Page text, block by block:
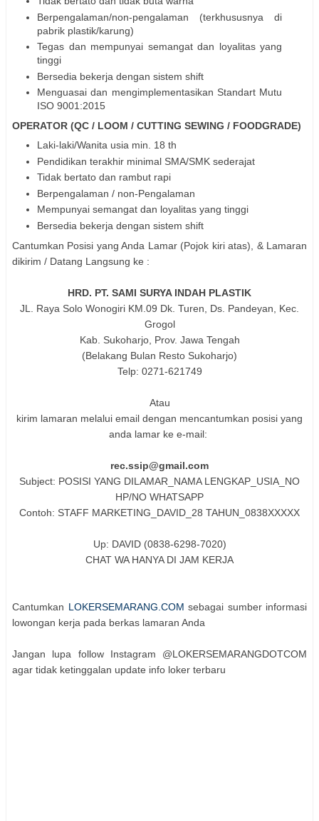
Berpengalaman/non-pengalaman (terkhususnya di
pabrik plastik/karung)
Tegas dan mempunyai semangat dan loyalitas yang
tinggi
Bersedia bekerja dengan sistem shift
Menguasai dan mengimplementasikan Standart Mutu
ISO 9001:2015
OPERATOR (QC / LOOM / CUTTING SEWING / FOODGRADE)
Laki-laki/Wanita usia min. 18 th
Pendidikan terakhir minimal SMA/SMK sederajat
Tidak bertato dan rambut rapi
Berpengalaman / non-Pengalaman
Mempunyai semangat dan loyalitas yang tinggi
Bersedia bekerja dengan sistem shift
Cantumkan Posisi yang Anda Lamar (Pojok kiri atas), & Lamaran
dikirim / Datang Langsung ke :
HRD. PT. SAMI SURYA INDAH PLASTIK
JL. Raya Solo Wonogiri KM.09 Dk. Turen, Ds. Pandeyan, Kec.
Grogol
Kab. Sukoharjo, Prov. Jawa Tengah
(Belakang Bulan Resto Sukoharjo)
Telp: 0271-621749
Atau
kirim lamaran melalui email dengan mencantumkan posisi yang
anda lamar ke e-mail:
rec.ssip@gmail.com
Subject: POSISI YANG DILAMAR_NAMA LENGKAP_USIA_NO
HP/NO WHATSAPP
Contoh: STAFF MARKETING_DAVID_28 TAHUN_0838XXXXX
Up: DAVID (0838-6298-7020)
CHAT WA HANYA DI JAM KERJA
Cantumkan LOKERSEMARANG.COM sebagai sumber informasi
lowongan kerja pada berkas lamaran Anda
Jangan lupa follow Instagram @LOKERSEMARANGDOTCOM
agar tidak ketinggalan update info loker terbaru